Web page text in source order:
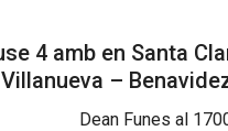
4 amb en Santa
–
Dean Funes al